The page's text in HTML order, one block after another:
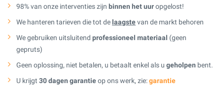
98% van onze interventies zijn binnen het uuropgelost!
We hanteren tarieven die tot de laagstevan de markt behoren
We gebruiken uitsluitend professioneel materiaal (geen
gepruts)
Geen oplossing, niet betalen, u betaalt enkel als u geholpen bent.
U krijgt 30 dagen garantieop ons werk, zie:garantie